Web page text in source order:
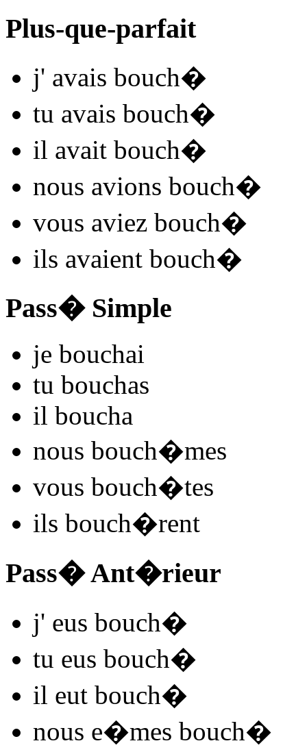
Plus-que-parfait
j' avais bouch�
tu avais bouch�
il avait bouch�
nous avions bouch�
vous aviez bouch�
ils avaient bouch�
Pass� Simple
je bouchai
tu bouchas
il boucha
nous bouch�mes
vous bouch�tes
ils bouch�rent
Pass� Ant�rieur
j' eus bouch�
tu eus bouch�
il eut bouch�
nous e�mes bouch�